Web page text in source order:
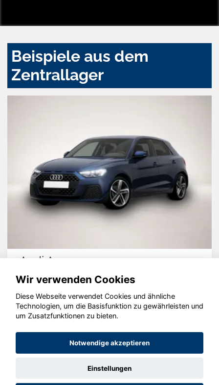
Beispiele aus dem
Zentrallager
Peugeot
© konjunkturmotor.de GmbH 2020 - 2026
Wir verwenden Cookies
Diese Webseite verwendet Cookies und ähnliche
Technologien, um die Basisfunktion zu gewährleisten und
um Zusatzfunktionen zu bieten.
Notwendige akzeptieren
Einstellungen